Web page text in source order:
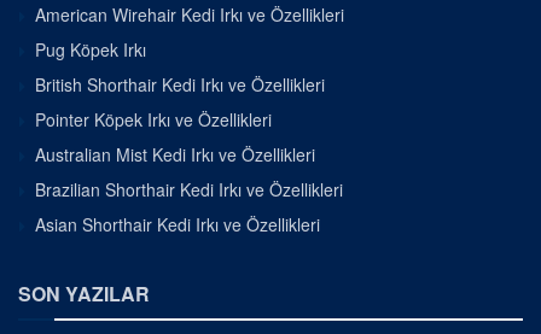
American Wirehair Kedi Irkı ve Özellikleri
Pug Köpek Irkı
British Shorthair Kedi Irkı ve Özellikleri
Pointer Köpek Irkı ve Özellikleri
Australian Mist Kedi Irkı ve Özellikleri
Brazilian Shorthair Kedi Irkı ve Özellikleri
Asian Shorthair Kedi Irkı ve Özellikleri
SON YAZILAR